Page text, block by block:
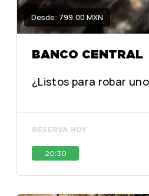
Desde: 799.00 MXN
BANCO CENTRAL
¿Listos para robar
RESERVA HOY
20:30